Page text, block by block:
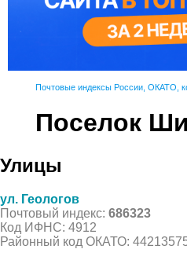
Почтовые индексы России, ОКАТО,
Поселок
Улицы
ул. Геологов
Почтовый индекс: 686323
Код ИФНС: 4912
Районный код ОКАТО: